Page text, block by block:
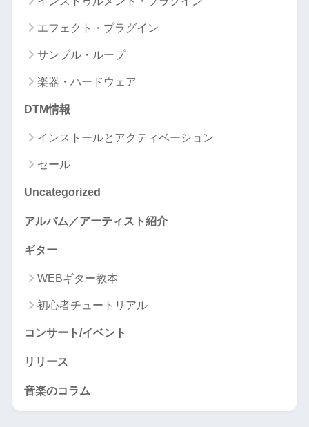
エフェクト・プラグイン
サンプル・ループ
楽器・ハードウェア
DTM情報
インストールとアクティベーション
セール
Uncategorized
アルバム／アーティスト紹介
ギター
WEBギター教本
初心者チュートリアル
コンサート/イベント
リリース
音楽のコラム